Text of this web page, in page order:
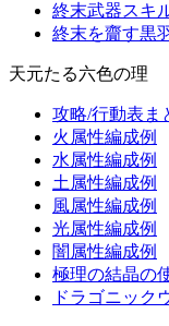
終末武器スキ
終末を齎す黒
天元たる六色の理
攻略/行動表ま
火属性編成例
水属性編成例
土属性編成例
風属性編成例
光属性編成例
闇属性編成例
極理の結晶の
ドラゴニック